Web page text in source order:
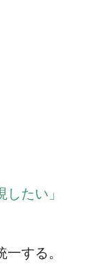
たい」
する。